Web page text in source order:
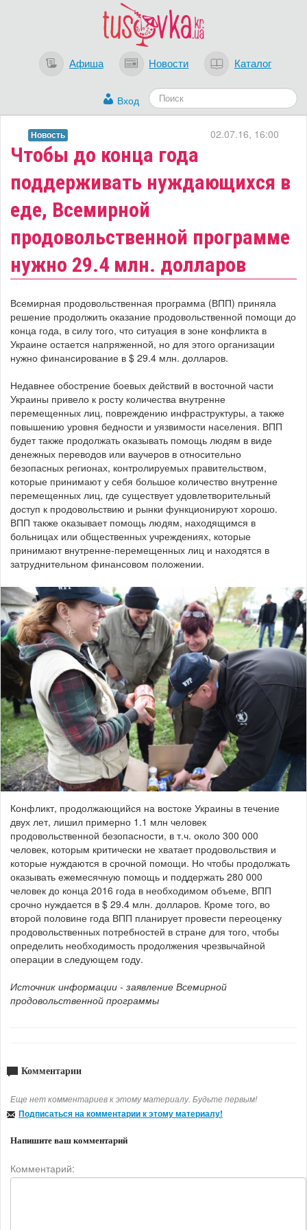
Афиша Новости Каталог
Вход
Чтобы до конца года
поддерживать нуждающихся в
еде, Всемирной
продовольственной программе
нужно 29.4 млн. долларов
02.07.16, 16:00
Новость
Всемирная продовольственная программа (ВПП) приняла
решение продолжить оказание продовольственной помощи до
конца года, в силу того, что ситуация в зоне конфликта в
Украине остается напряженной, но для этого организации
нужно финансирование в $ 29.4 млн. долларов.
Недавнее обострение боевых действий в восточной части
Украины привело к росту количества внутренне
перемещенных лиц, повреждению инфраструктуры, а также
повышению уровня бедности и уязвимости населения. ВПП
будет также продолжать оказывать помощь людям в виде
денежных переводов или ваучеров в относительно
безопасных регионах, контролируемых правительством,
которые принимают у себя большое количество внутренне
перемещенных лиц, где существует удовлетворительный
доступ к продовольствию и рынки функционируют хорошо.
ВПП также оказывает помощь людям, находящимся в
больницах или общественных учреждениях, которые
принимают внутренне-перемещенных лиц и находятся в
затруднительном финансовом положении.
Конфликт, продолжающийся на востоке Украины в течение
двух лет, лишил примерно 1.1 млн человек
продовольственной безопасности, в т.ч. около 300 000
человек, которым критически не хватает продовольствия и
которые нуждаются в срочной помощи. Но чтобы продолжать
оказывать ежемесячную помощь и поддержать 280 000
человек до конца 2016 года в необходимом объеме, ВПП
срочно нуждается в $ 29.4 млн. долларов. Кроме того, во
второй половине года ВПП планирует провести переоценку
продовольственных потребностей в стране для того, чтобы
определить необходимость продолжения чрезвычайной
операции в следующем году.
Источник информации - заявление Всемирной
продовольственной программы
Комментарии
Еще нет комментариев к этому материалу. Будьте первым!
Подписаться на комментарии к этому материалу!
Напишите ваш комментарий
Комментарий: